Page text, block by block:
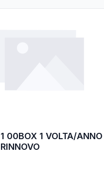
1 00BOX 1 VOLTA/ANNO
RINNOVO